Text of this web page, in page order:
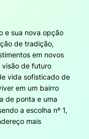
e sua nova opção
de tradição,
em novos
visão de futuro
vida sofisticado de
em um bairro
de ponta e uma
a escolha nº 1,
mais